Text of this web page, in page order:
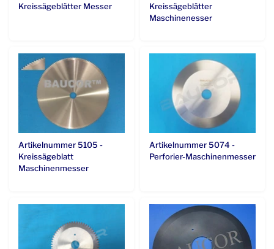
Kreissägeblätter Messer
Kreissägeblätter
Maschinenesser
Artikelnummer 5105 -
Kreissägeblatt
Maschinenmesser
Artikelnummer 5074 -
Perforier-Maschinenmesser